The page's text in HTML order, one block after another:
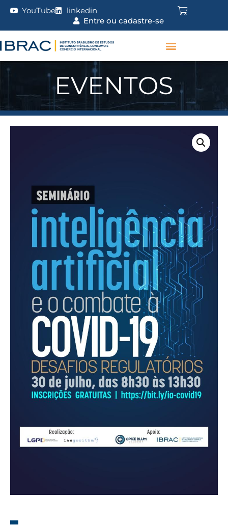
YouTube
linkedin
Entre ou cadastre-se
EVENTOS